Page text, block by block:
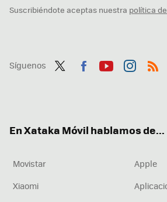
Suscribiéndote aceptas nuestra política
Síguenos
En Xataka Móvil hablamos de...
Movistar
Apple
Xiaomi